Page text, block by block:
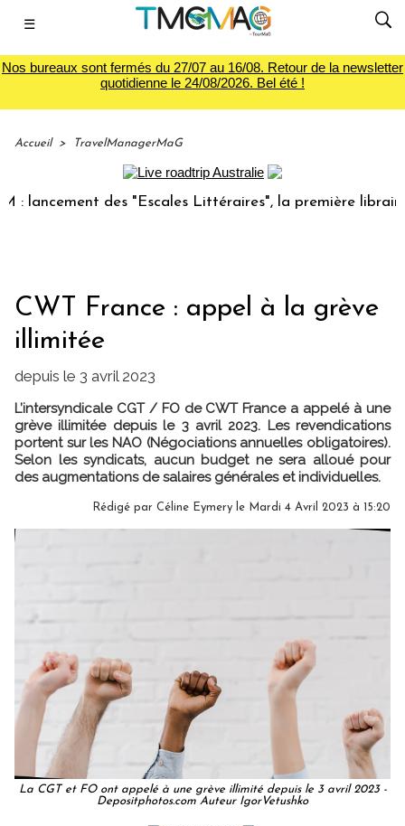
☰
Nos bureaux sont fermés du 27/07 au 16/08. Retour de la newsletter
quotidienne le 24/08/2026. Bel été !
Accueil > TravelManagerMaG
des "Escales Littéraires", la première librairie du
CWT France : appel à la grève
illimitée
depuis le 3 avril 2023
L’intersyndicale CGT / FO de CWT France a appelé à une
grève illimitée depuis le 3 avril 2023. Les revendications
portent sur les NAO (Négociations annuelles obligatoires).
Selon les syndicats, aucun budget ne sera alloué pour
des augmentations de salaires générales et individuelles.
Rédigé par Céline Eymery le Mardi 4 Avril 2023 à 15:20
La CGT et FO ont appelé à une grève illimité depuis le 3 avril 2023 -
Depositphotos.com Auteur IgorVetushko